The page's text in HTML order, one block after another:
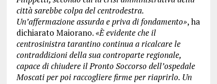
città sarebbe colpa del centrodestra.
Un’affermazione assurda e priva di fondamento», ha
dichiarato Maiorano. «È evidente che il
centrosinistra tarantino continua a ricalcare le
contraddizioni della sua controparte regionale,
capace di chiudere il Pronto Soccorso dell’ospedale
Moscati per poi raccogliere firme per riaprirlo. Un